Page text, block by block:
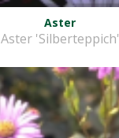
Aster
Aster 'Silberteppich'